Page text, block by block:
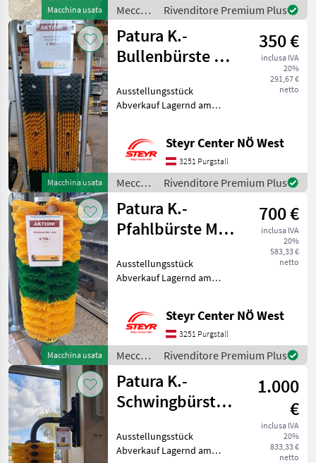
Macchina usata
stufenlose
Drehzahlverstellung
Meccanizzazione
interna
/ Wild
Rivenditore Premium Plus
Macchina usata
Patura K.-
Bullenbürste mit
350 €
inclusa IVA
20%
291,67 €
netto
Ausstellungsstück
Abverkauf Lagernd am
Meccanizzazione interna
Strumenti per zootecnia e
cura animali
Steyr Center NÖ West
3251 Purgstall
Meccanizzazione
interna
/ Patura
Rivenditore Premium Plus
Macchina usata
Patura K.-
Pfahlbürste Maxi
700 €
inclusa IVA
20%
583,33 €
netto
Ausstellungsstück
Abverkauf Lagernd am
Meccanizzazione interna
Strumenti per zootecnia e
cura animali
Steyr Center NÖ West
3251 Purgstall
Meccanizzazione
interna
/ Patura
Rivenditore Premium Plus
Patura K.-
Schwingbürste
1.000
€
inclusa IVA
20%
833,33 €
netto
Ausstellungsstück
Abverkauf Lagernd am